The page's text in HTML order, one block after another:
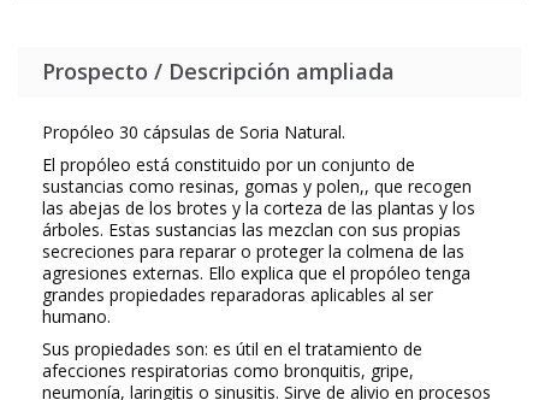
Prospecto / Descripción ampliada
Propóleo 30 cápsulas de Soria Natural.
El propóleo está constituido por un conjunto de
sustancias como resinas, gomas y polen,, que recogen
las abejas de los brotes y la corteza de las plantas y los
árboles. Estas sustancias las mezclan con sus propias
secreciones para reparar o proteger la colmena de las
agresiones externas. Ello explica que el propóleo tenga
grandes propiedades reparadoras aplicables al ser
humano.
Sus propiedades son: es útil en el tratamiento de
afecciones respiratorias como bronquitis, gripe,
neumonía, laringitis o sinusitis. Sirve de alivio en procesos